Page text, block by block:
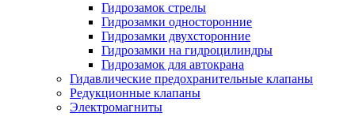
Гидрозамок стрелы
Гидрозамки односторонние
Гидрозамки двухсторонние
Гидрозамки на гидроцилиндры
Гидрозамок для автокрана
Гидавлические предохранительные клапаны
Редукционные клапаны
Электромагниты